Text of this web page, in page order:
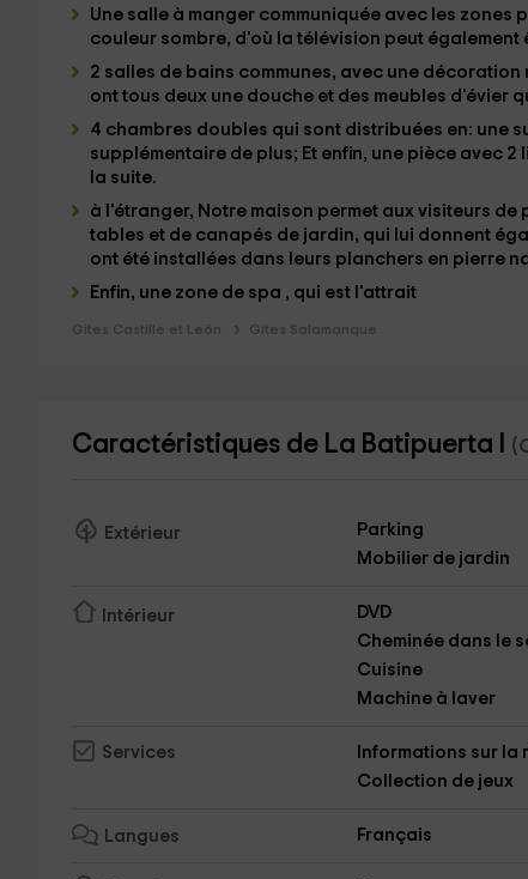
Une salle à manger communiquée avec les zones
couleur sombre, d'où la télévision peut également
2 salles de bains communes, avec une décoration
ont tous deux une douche et des meubles d'évier
4 chambres doubles qui sont distribuées en: une
supplémentaire de plus; Et enfin, une pièce avec 2
la suite.
à l'étranger, Notre maison permet aux visiteurs
tables et de canapés de jardin, qui lui donnent
ont été installées dans leurs planchers en pierre
Enfin, une zone de spa , qui est l'attrait
Gites Castille et León Gites Salamanque
Caractéristiques de La Batipuerta I
Extérieur Parking
Mobilier de jardin
Intérieur DVD
Cheminée dans le
Cuisine
Machine à laver
Services Informations sur la
Collection de jeux
Langues Français